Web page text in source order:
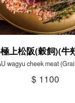
上松阪(穀飼)(牛
wagyu cheek meat
$ 1100